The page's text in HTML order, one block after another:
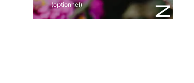
(optionnel)